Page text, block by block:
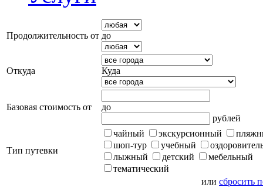
Продолжительность от до
Откуда Куда
Базовая стоимость от
до
рублей
Тип путевки
чайный экскурсионный
шоп-тур
учебный
лыжный
детский
мебельный
тематический
или сбросить